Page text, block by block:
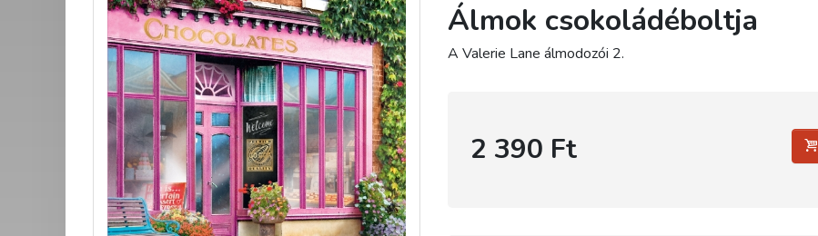
Álmok csokoládéboltja
A Valerie Lane álmodozói 2.
2 390 Ft